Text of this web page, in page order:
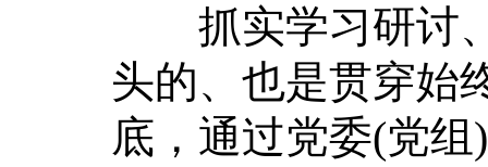
抓实学习研讨、
头的、也是贯穿始
底，通过党委(党